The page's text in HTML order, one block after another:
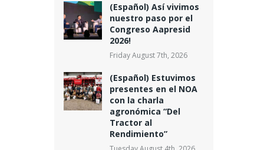
(Español) Así vivimos
nuestro paso por el
Congreso Aapresid
2026!
Friday August 7th, 2026
(Español) Estuvimos
presentes en el NOA
con la charla
agronómica “Del
Tractor al
Rendimiento”